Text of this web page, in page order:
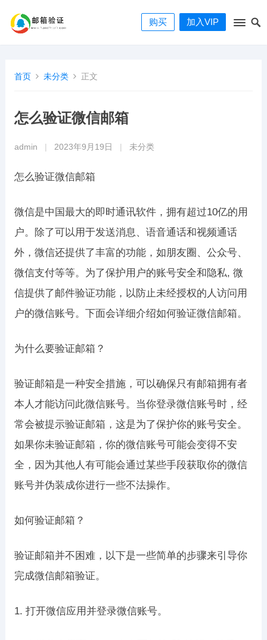
购买 加入VIP
首页 未分类 正文
怎么验证微信邮箱
admin 2023年9月19日 未分类
怎么验证微信邮箱
微信是中国最大的即时通讯软件，拥有超过10亿的用
户。除了可以用于发送消息、语音通话和视频通话
外，微信还提供了丰富的功能，如朋友圈、公众号、
微信支付等等。为了保护用户的账号安全和隐私, 微
信提供了邮件验证功能，以防止未经授权的人访问用
户的微信账号。下面会详细介绍如何验证微信邮箱。
为什么要验证邮箱？
验证邮箱是一种安全措施，可以确保只有邮箱拥有者
本人才能访问此微信账号。当你登录微信账号时，经
常会被提示验证邮箱，这是为了保护你的账号安全。
如果你未验证邮箱，你的微信账号可能会变得不安
全，因为其他人有可能会通过某些手段获取你的微信
账号并伪装成你进行一些不法操作。
如何验证邮箱？
验证邮箱并不困难，以下是一些简单的步骤来引导你
完成微信邮箱验证。
1. 打开微信应用并登录微信账号。